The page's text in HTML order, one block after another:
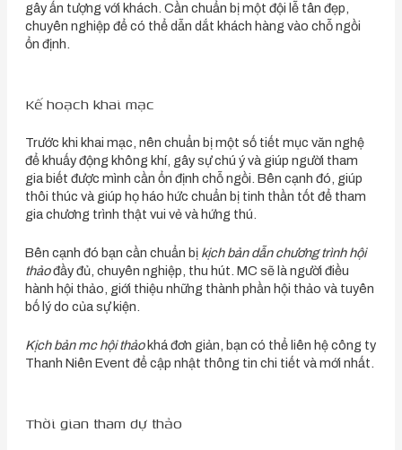
gây ấn tượng với khách. Cần chuẩn bị một đội lễ tân đẹp,
chuyên nghiệp để có thể dẫn dắt khách hàng vào chỗ ngồi
ổn định.
Kế hoạch khai mạc
Trước khi khai mạc, nên chuẩn bị một số tiết mục văn nghệ
để khuấy động không khí, gây sự chú ý và giúp người tham
gia biết được mình cần ổn định chỗ ngồi. Bên cạnh đó, giúp
thôi thúc và giúp họ háo hức chuẩn bị tinh thần tốt để tham
gia chương trình thật vui vẻ và hứng thú.
Bên cạnh đó bạn cần chuẩn bị kịch bản dẫn chương trình hội
thảođầy đủ, chuyên nghiệp, thu hút. MC sẽ là người điều
hành hội thảo, giới thiệu những thành phần hội thảo và tuyên
bố lý do của sự kiện.
Kịch bản mc hội thảokhá đơn giản, bạn có thể liên hệ công ty
Thanh Niên Event để cập nhật thông tin chi tiết và mới nhất.
Thời gian tham dự thảo